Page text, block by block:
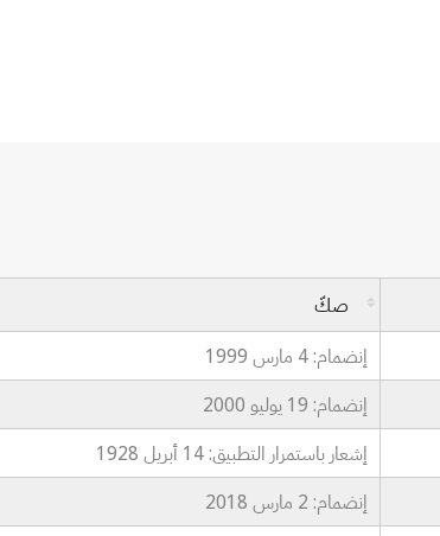
صكّ
إنضمام: 4 مارس 1999
إنضمام: 19 يوليو 2000
إشعار باستمرار التطبيق: 14 أبريل 1928
إنضمام: 2 مارس 2018